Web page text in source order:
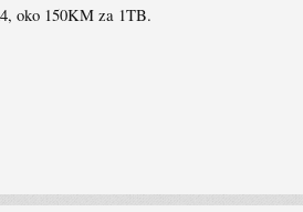
oko 150KM za 1TB.